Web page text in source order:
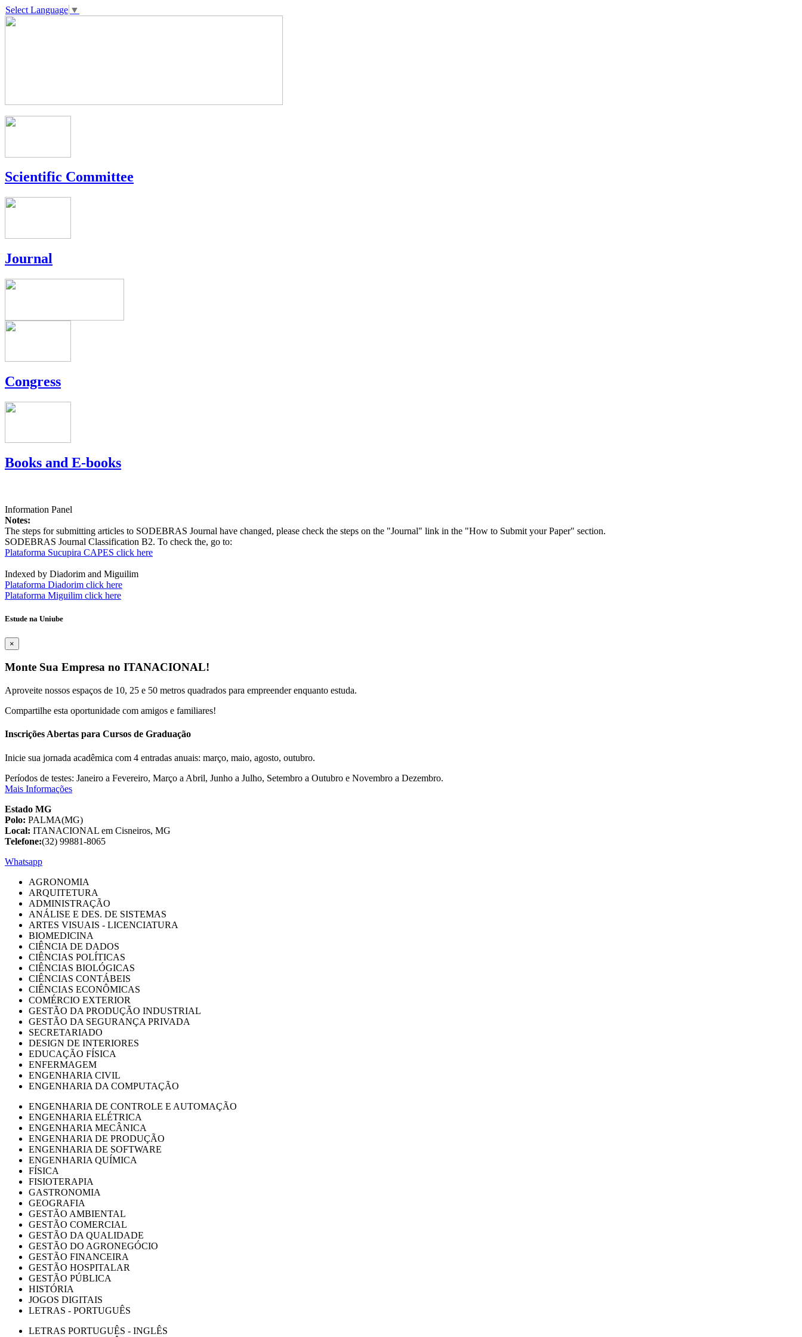
Select Language ▼
Scientific Committee
Journal
Congress
Books and E-books
Information Panel
Notes:
The steps for submitting articles to SODEBRAS Journal have changed, please check the steps on the "Journal" link in the "How to Submit your Paper" section.
SODEBRAS Journal Classification B2. To check the, go to:
Plataforma Sucupira CAPES click here
Indexed by Diadorim and Miguilim
Plataforma Diadorim click here
Plataforma Miguilim click here
Estude na Uniube
×
Monte Sua Empresa no ITANACIONAL!
Aproveite nossos espaços de 10, 25 e 50 metros quadrados para empreender enquanto estuda.
Compartilhe esta oportunidade com amigos e familiares!
Inscrições Abertas para Cursos de Graduação
Inicie sua jornada acadêmica com 4 entradas anuais: março, maio, agosto, outubro.
Períodos de testes: Janeiro a Fevereiro, Março a Abril, Junho a Julho, Setembro a Outubro e Novembro a Dezembro.
Mais Informações
Estado MG
Polo: PALMA(MG)
Local: ITANACIONAL em Cisneiros, MG
Telefone:(32) 99881-8065
Whatsapp
AGRONOMIA
ARQUITETURA
ADMINISTRAÇÃO
ANÁLISE E DES. DE SISTEMAS
ARTES VISUAIS - LICENCIATURA
BIOMEDICINA
CIÊNCIA DE DADOS
CIÊNCIAS POLÍTICAS
CIÊNCIAS BIOLÓGICAS
CIÊNCIAS CONTÁBEIS
CIÊNCIAS ECONÔMICAS
COMÉRCIO EXTERIOR
GESTÃO DA PRODUÇÃO INDUSTRIAL
GESTÃO DA SEGURANÇA PRIVADA
SECRETARIADO
DESIGN DE INTERIORES
EDUCAÇÃO FÍSICA
ENFERMAGEM
ENGENHARIA CIVIL
ENGENHARIA DA COMPUTAÇÃO
ENGENHARIA DE CONTROLE E AUTOMAÇÃO
ENGENHARIA ELÉTRICA
ENGENHARIA MECÂNICA
ENGENHARIA DE PRODUÇÃO
ENGENHARIA DE SOFTWARE
ENGENHARIA QUÍMICA
FÍSICA
FISIOTERAPIA
GASTRONOMIA
GEOGRAFIA
GESTÃO AMBIENTAL
GESTÃO COMERCIAL
GESTÃO DA QUALIDADE
GESTÃO DO AGRONEGÓCIO
GESTÃO FINANCEIRA
GESTÃO HOSPITALAR
GESTÃO PÚBLICA
HISTÓRIA
JOGOS DIGITAIS
LETRAS - PORTUGUÊS
LETRAS PORTUGUÊS - INGLÊS